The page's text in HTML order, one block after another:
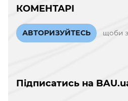
КОМЕНТАРІ
АВТОРИЗУЙТЕСЬ щоби
Підписатись на